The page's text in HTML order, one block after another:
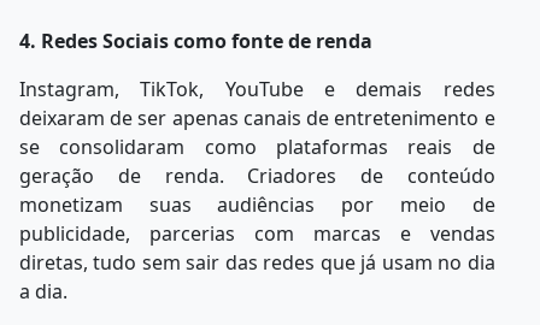
4. Redes Sociais como fonte de renda
Instagram, TikTok, YouTube e demais redes
deixaram de ser apenas canais de entretenimento e
se consolidaram como plataformas reais de
geração de renda. Criadores
de
conteúdo
monetizam
suas audiências por meio
de
publicidade,
parcerias com marcas e vendas
diretas, tudo sem sair das redes que já usam no dia
a dia.